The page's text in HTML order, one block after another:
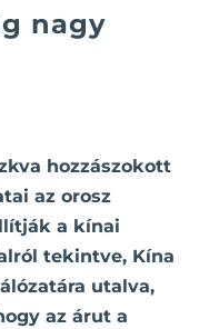
nagy
hozzászokott
az orosz
a kínai
tekintve, Kína
utalva,
az árut a